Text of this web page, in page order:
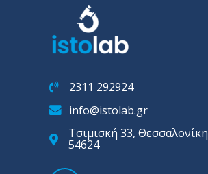
2311 292924
info@istolab.gr
Τσιμισκή 33, Θεσσαλονίκη
54624